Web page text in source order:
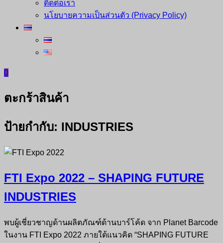
ติดต่อเรา
นโยบายความเป็นส่วนตัว (Privacy Policy)
0
ตะกร้าสินค้า
ป้ายกำกับ: INDUSTRIES
FTI Expo 2022 – SHAPING FUTURE
INDUSTRIES
พบผู้เชี่ยวชาญด้านผลิตภัณฑ์ด้านบาร์โค้ด จาก Planet Barcode
ในงาน FTI Expo 2022 ภายใต้แนวคิด “SHAPING FUTURE